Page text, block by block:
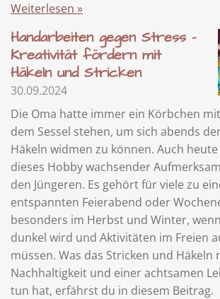
Weiterlesen »
Handarbeiten gegen Stress -
Kreativität fördern mit
Häkeln und Stricken
30.09.2024
Die Oma hatte immer ein Körbchen
dem Sessel stehen, um sich abends
Häkeln widmen zu können. Auch
dieses Hobby wachsender
den Jüngeren. Es gehört für viele zu
entspannten Feierabend oder
besonders im Herbst und Winter,
dunkel wird und Aktivitäten im Freien
müssen. Was das Stricken und Häkeln
Nachhaltigkeit und einer achtsamen
tun hat, erfährst du in diesem Beitrag.